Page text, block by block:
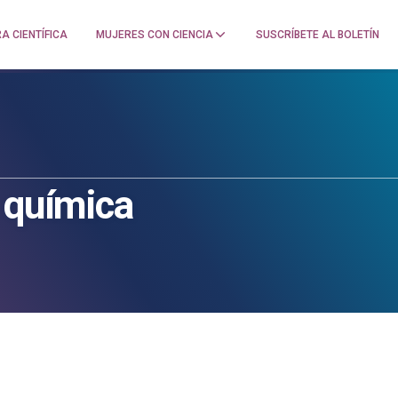
CIENTÍFICA MUJERES CON CIENCIA SUSCRÍBETE AL BOLETÍN